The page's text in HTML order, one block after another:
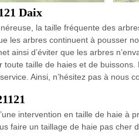
Daix
la taille fréquente des
les arbres continuent à pousser
ainsi d’éviter que les arbres
toute taille de haies et de
Ainsi, n’hésitez pas à nous
intervention en taille de haie à
faire un taillage de haie pas cher